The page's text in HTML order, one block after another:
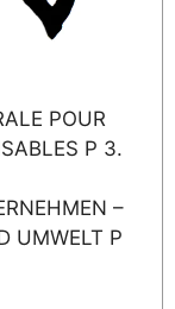
POUR
P 3.
–
UMWELT P